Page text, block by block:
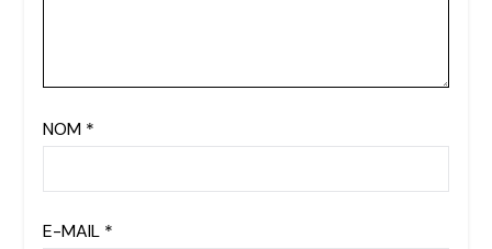
NOM *
E-MAIL *